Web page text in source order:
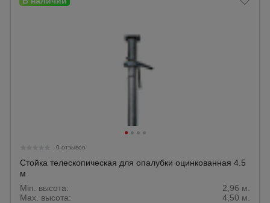
0 отзывов
Стойка телескопическая для опалубки оцинкованная 4.5
м
Min. высота:
2,96 м.
Max. высота:
4,50 м.